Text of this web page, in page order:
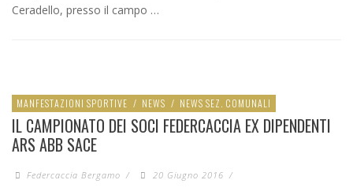
Ceradello, presso il campo …
MANFESTAZIONI SPORTIVE / NEWS / NEWS SEZ. COMUNALI
IL CAMPIONATO DEI SOCI FEDERCACCIA EX DIPENDENTI
ARS ABB SACE
Federcaccia Bergamo / 20 Giugno 2016 /